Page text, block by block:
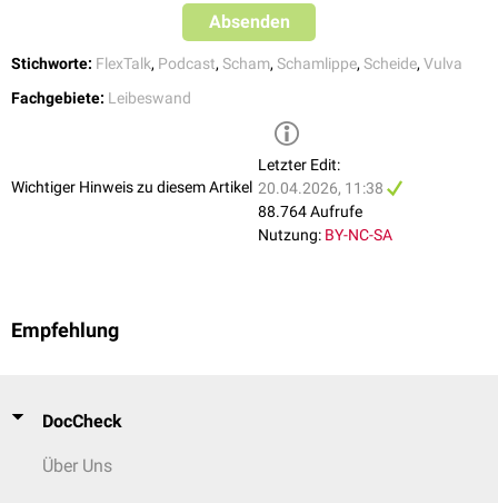
Absenden
Stichworte: FlexTalk, Podcast, Scham, Schamlippe, Scheide, Vulva
Fachgebiete: Leibeswand
Wichtiger Hinweis zu diesem Artikel
Letzter Edit:
20.04.2026, 11:38
88.764 Aufrufe
Nutzung: BY-NC-SA
Empfehlung
DocCheck
Über Uns